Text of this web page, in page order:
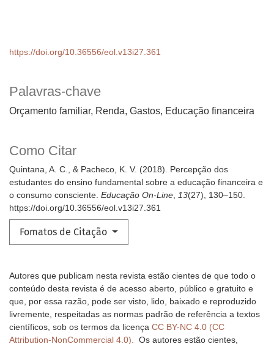
Palavras-chave
Orçamento familiar, Renda, Gastos, Educação financeira
Como Citar
Quintana, A. C., & Pacheco, K. V. (2018). Percepção dos
estudantes do ensino fundamental sobre a educação financeira e
o consumo consciente. Educação On-Line, 13(27), 130–150.
https://doi.org/10.36556/eol.v13i27.361
Fomatos de Citação
https://doi.org/10.36556/eol.v13i27.361
Autores que publicam nesta revista estão cientes de que todo o
conteúdo desta revista é de acesso aberto, público e gratuito e
que, por essa razão, pode ser visto, lido, baixado e reproduzido
livremente, respeitadas as normas padrão de referência a textos
científicos, sob os termos da licença CC BY-NC 4.0 (CC
Attribution-NonCommercial 4.0). Os autores estão cientes,